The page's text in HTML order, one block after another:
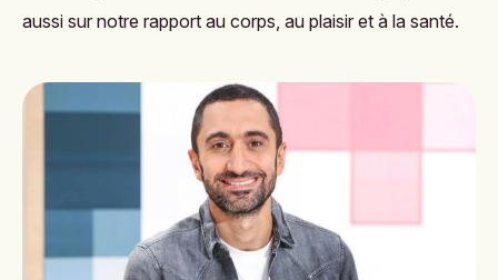
aussi sur notre rapport au corps, au plaisir et à la santé.